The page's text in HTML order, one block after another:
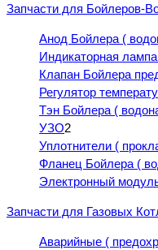
Запчасти для Бойлеров-
Анод Бойлера (
Индикаторная
Клапан Бойлера
Регулятор
Тэн Бойлера (
УЗО2
Уплотнители (
Фланец Бойлера (
Электронный
Запчасти для Газовых
Аварийные (